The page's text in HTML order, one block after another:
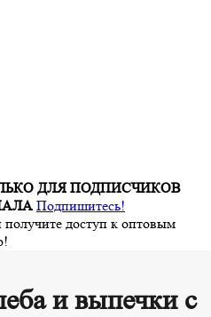
ДЛЯ ПОДПИСЧИКОВ
Подпишитесь!
получите доступ к оптовым
и выпечки с